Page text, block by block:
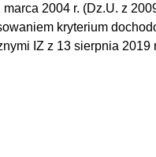
2004 r. (Dz.U. z
kryterium
IZ z 13 sierpnia 2019